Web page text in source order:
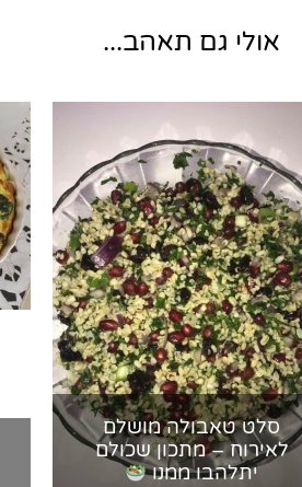
אולי גם תאהב...
סלט טאבולה מושלם
לאירוח – מתכון שכולם
יתלהבו ממנו